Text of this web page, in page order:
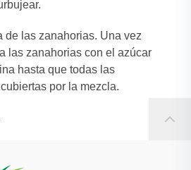
de las zanahorias. Una vez
las zanahorias con el azúcar
hasta que todas las
por la mezcla.